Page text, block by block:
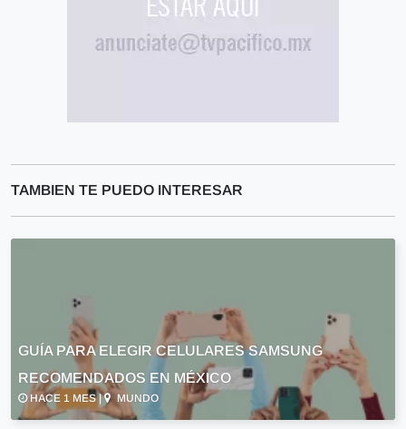
TAMBIEN TE PUEDO INTERESAR
GUÍA PARA ELEGIR CELULARES SAMSUNG
RECOMENDADOS EN MÉXICO
HACE 1 MES | MUNDO